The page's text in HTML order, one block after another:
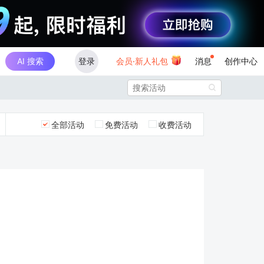
AI 搜索 登录 会员·新人礼包 消息 创作中心

全部活动 免费活动 收费活动